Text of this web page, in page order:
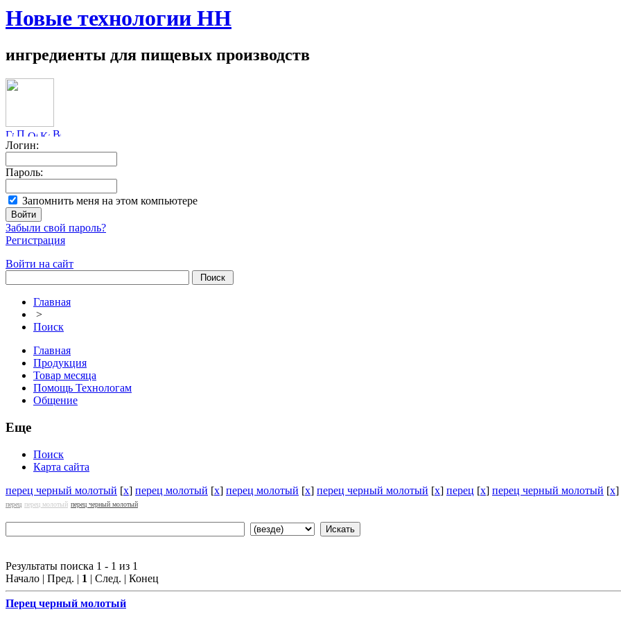
Новые технологии НН
ингредиенты для пищевых производств
Логин:
Пароль:
Запомнить меня на этом компьютере
Забыли свой пароль?
Регистрация
Войти на сайт
Главная
>
Поиск
Главная
Продукция
Товар месяца
Помощь Технологам
Общение
Еще
Поиск
Карта сайта
перец черный молотый [x] перец молотый [x] перец молотый [x] перец черный молотый [x] перец [x] перец черный молотый [x]
перец перец молотый перец черный молотый
Результаты поиска 1 - 1 из 1
Начало | Пред. | 1 | След. | Конец
Перец черный молотый